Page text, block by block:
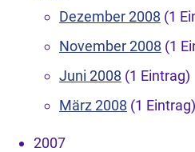
Dezember 2008 (1
November 2008 (1
Juni 2008 (1 Eintrag)
März 2008 (1 Eintrag)
2007